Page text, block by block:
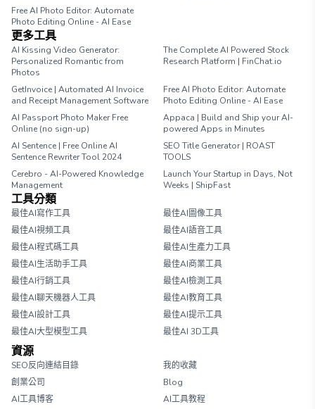
Free AI Photo Editor: Automate
Photo Editing Online - AI Ease
更多工具
AI Kissing Video Generator:
Personalized Romantic from
Photos
The Complete AI Powered Stock
Research Platform | FinChat.io
GetInvoice | Automated AI Invoice
and Receipt Management Software
Free AI Photo Editor: Automate
Photo Editing Online - AI Ease
AI Passport Photo Maker Free
Online (no sign-up)
Appaca | Build and Ship your AI-
powered Apps in Minutes
AI Sentence | Free Online AI
Sentence Rewriter Tool 2024
SEO Title Generator | ROAST
TOOLS
Cerebro - AI-Powered Knowledge
Management
Launch Your Startup in Days, Not
Weeks | ShipFast
工具分類
最佳AI寫作工具
最佳AI圖像工具
最佳AI視頻工具
最佳AI語音工具
最佳AI程式碼工具
最佳AI生產力工具
最佳AI生活助手工具
最佳AI商業工具
最佳AI行銷工具
最佳AI檢測工具
最佳AI聊天機器人工具
最佳AI教育工具
最佳AI設計工具
最佳AI提示工具
最佳AI大型模型工具
最佳AI 3D工具
資源
SEO反向連結目錄
我的收藏
創業公司
Blog
AI工具博客
AI工具教程